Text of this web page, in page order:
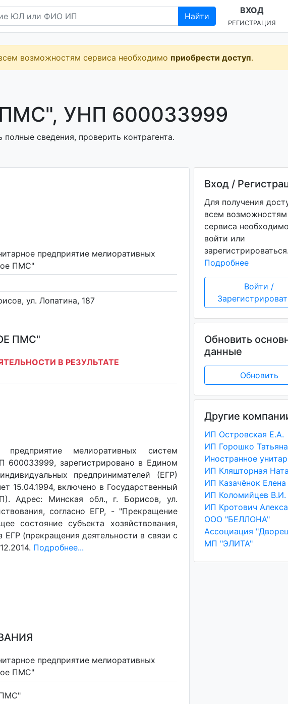
Найти
ВХОД
РЕГИСТРАЦИЯ
возможностям сервиса необходимо приобрести доступ.
УНП 600033999
сведения, проверить контрагента.
предприятие мелиоративных
ПМС"
ул. Лопатина, 187
ПМС"
В РЕЗУЛЬТАТЕ
предприятие мелиоративных систем
зарегистрировано в Едином
предпринимателей (ЕГР)
15.04.1994, включено в Государственный
Адрес: Минская обл., г. Борисов, ул.
согласно ЕГР, - "Прекращение
состояние субъекта хозяйствования,
(прекращения деятельности в связи с
Подробнее...
предприятие мелиоративных
ПМС"
ПМС"
Вход /
Для получения
всем возможностям
сервиса
войти или
Подробнее
Войти /
Обновить
данные
Обновить
Другие
ИП Островская Е.А.
ИП Коломийцев В.И.
ООО "БЕЛЛОНА"
Ассоциация
МП "ЭЛИТА"